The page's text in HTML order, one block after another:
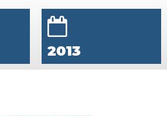
2013